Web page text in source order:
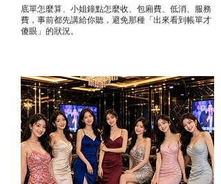
底單怎麼算、小姐鐘點怎麼收、包廂費、低消、服務
費，事前都先講給你聽，避免那種「出來看到帳單才
傻眼」的狀況。